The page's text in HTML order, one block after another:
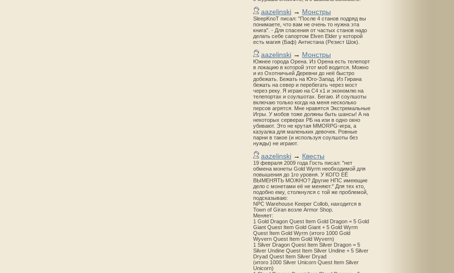
aazelinski → Монстры
SleepKnoT писал: "После 4 станов подряд вы
понимаете, что вам не очень то нужна эта
книга". - Для спасения от частых станов надо
делать себе сапортом Elven Elder у которой
есть магия (Баф) Антистана (Резист Шок).
aazelinski → Монстры
Южнее города Орена. Из Орена есть телепорт
в локацию в которой этот моб водится. Можно
и из Охотничьей Деревни до неё быстро
добежать. Бежать на Юго-Запад. Из Гирана
бежать на север и перебегать через мост
через реку. Я играю на С4 х1 и экономлю на
телепортах и соулшотах. Бегаю. И соулшоты
включаю только когда на меня несколько
персов агрятся. Мне нравятся Экстремальные
Игры. У мобов тоже должны быть шансы! А на
некоторых серверах РБ на изи в одно окно
убивают. Это не крутая MMORPG-игра, а
казуалка для маленьких девочек. Ровные
парни в такое (и используя соулшоты без
нужды) не играют.
aazelinski → Квесты
19 февраля 2009 года Гость писал: "нет
обмена монеты Gold Wyrm необходимой для
повышения до 1го уровня. У КОГО ЕЁ
ВЫМЕНЯТЬ МОЖНО? Другие НПС имеющие
дело с монетами её не меняют." Для тех кто,
подобно ему, столкнулся с той же проблемой,
подсказываю:
NPC Warehouse Keeper Collob, находится в
Town of Giran возле Armor Shop.
Меняет:
1 Gold Dragon Quest Item Gold Dragon = 5 Gold
Giant Quest Item Gold Giant + 5 Gold Wyrm
Quest Item Gold Wyrm (итого 1000 Gold
Wyvern Quest Item Gold Wyvern)
1 Silver Dragon Quest Item Silver Dragon = 5
Silver Undine Quest Item Silver Undine + 5 Silver
Dryad Quest Item Silver Dryad
(итого 1000 Silver Unicorn Quest Item Silver
Unicorn)